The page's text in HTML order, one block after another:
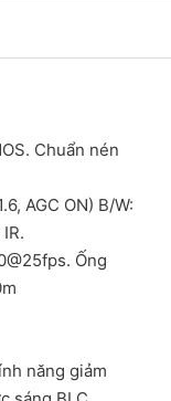
Chuẩn nén
AGC ON) B/W:
Ống
năng giảm